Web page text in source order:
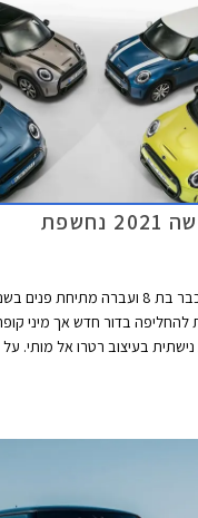
חדשים לרבות צביעה רב
בדור חדש אך מיני
בעיצוב רטרו אל מותי.
בקו החזית לשנים הקרובות.